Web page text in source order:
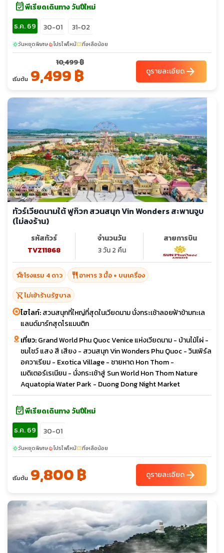
event_availableพีเรียดเดินทาง วันปีใหม่
ธ.ค. 69
30-01 31-02
sunnyวันหยุดพิเศษlocal_fire_departmentโปรไฟไหม้confirmation_numberที่เหลือน้อย
เริ่มต้น
10,499 ฿
9,499 ฿ ดูรายละเอียดarrow_forward
ทัวร์เวียดนามใต้ ฟูก๊วก สวนสนุก Vin Wonders สะพานจูบ
(ไม่ลงร้าน)
รหัสทัวร์
TVZ11868
จำนวนวัน
3 วัน 2 คืน
สายการบิน
hotel_classโรงแรม 4 ดาว restaurant อาหาร 3 มื้อ + บนเครื่อง
shopping_cart_offไม่เข้าร้านรัฐบาล
ไฮไลท์:สวนสนุกที่ใหญ่ที่สุดในเวียดนาม นั่งกระเช้าลอยฟ้าข้ามทะเล
แลนด์มาร์กสุดโรแมนติก
เที่ยว:Grand World Phu Quoc Venice แห่งเวียดนาม - บ้านไม้ไผ่ -
ชมโชว์ แสง สี เสียง - สวนสนุก Vin Wonders Phu Quoc - วินเพิร์ล
อควาเรียม - Exotica Village - ชายหาด Hon Thom -
เมดิเตอร์เรเนียน - นั่งกระเช้าสู่ Sun World Hon Thom Nature
Aquatopia Water Park - Duong Dong Night Market
event_availableพีเรียดเดินทาง วันปีใหม่
ธ.ค. 69
30-01
sunnyวันหยุดพิเศษlocal_fire_departmentโปรไฟไหม้confirmation_numberที่เหลือน้อย
เริ่มต้น 9,800 ฿ ดูรายละเอียดarrow_forward